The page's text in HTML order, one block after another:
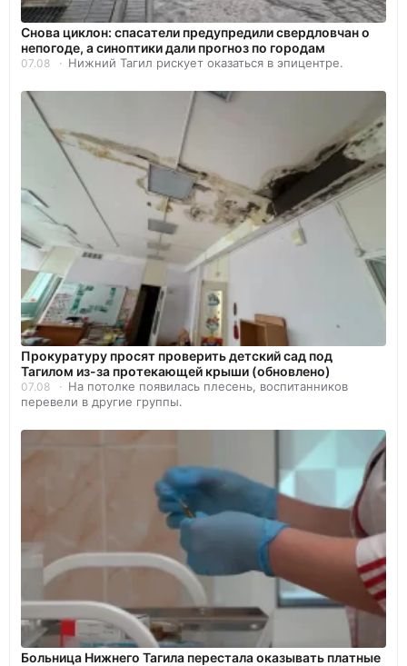
Снова циклон: спасатели предупредили свердловчан о
непогоде, а синоптики дали прогноз по городам
07.08 Нижний Тагил рискует оказаться в эпицентре.
Прокуратуру просят проверить детский сад под
Тагилом из-за протекающей крыши (обновлено)
07.08
На потолке появилась плесень, воспитанников
перевели в другие группы.
Больница Нижнего Тагила перестала оказывать платные